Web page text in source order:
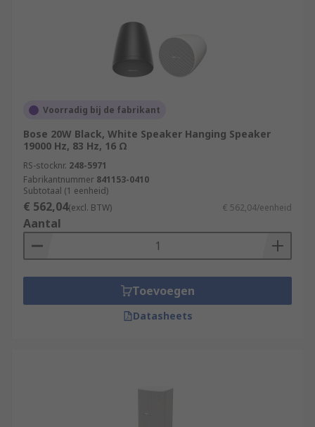
Voorradig bij de fabrikant
Bose 20W Black, White Speaker Hanging Speaker
19000 Hz, 83 Hz, 16 Ω
RS-stocknr. 248-5971
Fabrikantnummer 841153-0410
Subtotaal (1 eenheid)
€ 562,04(excl. BTW) € 562,04/eenheid
Aantal
Toevoegen
Datasheets